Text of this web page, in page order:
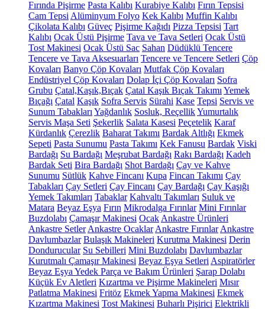
Fırında Pişirme Pasta Kalıbı Kurabiye Kalıbı Fırın Tepsisi
Cam Tepsi Alüminyum Folyo Kek Kalıbı Muffin Kalıbı
Çikolata Kalıbı Güveç Pişirme Kağıdı Pizza Tepsisi Tart
Kalıbı Ocak Üstü Pişirme Tava ve Tava Setleri Ocak Üstü
Tost Makinesi Ocak Üstü Sac Sahan Düdüklü Tencere
Tencere ve Tava Aksesuarları Tencere ve Tencere Setleri Çöp
Kovaları Banyo Çöp Kovaları Mutfak Çöp Kovaları
Endüstriyel Çöp Kovaları Dolap İçi Çöp Kovaları Sofra
Grubu Çatal,Kaşık,Bıçak Çatal Kaşık Bıçak Takımı Yemek
Bıçağı Çatal Kaşık Sofra Servis Sürahi Kase Tepsi Servis ve
Sunum Tabakları Yağdanlık Sosluk, ReçellikYumurtalık
Servis Maşa Seti Şekerlik Salata Kasesi Peçetelik Karaf
Kürdanlık Çerezlik Baharat Takımı Bardak Altlığı Ekmek
Sepeti Pasta Sunumu Pasta Takımı Kek Fanusu Bardak Viski
Bardağı Su Bardağı Meşrubat Bardağı Rakı Bardağı Kadeh
Bardak Seti Bira Bardağı Shot Bardağı Çay ve Kahve
Sunumu Sütlük Kahve Fincanı Kupa Fincan Takımı Çay
Tabakları Çay Setleri Çay Fincanı Çay Bardağı Çay Kaşığı
Yemek Takımları Tabaklar Kahvaltı Takımları Suluk ve
Matara Beyaz Eşya Fırın Mikrodalga Fırınlar Mini Fırınlar
Buzdolabı Çamaşır Makinesi Ocak Ankastre Ürünleri
Ankastre Setler Ankastre Ocaklar Ankastre Fırınlar Ankastre
Davlumbazlar Bulaşık Makineleri Kurutma Makinesi Derin
Dondurucular Su Sebilleri Mini Buzdolabı Davlumbazlar
Kurutmalı Çamaşır Makinesi Beyaz Eşya Setleri Aspiratörler
Beyaz Eşya Yedek Parça ve Bakım Ürünleri Şarap Dolabı
Küçük Ev Aletleri Kızartma ve Pişirme Makineleri Mısır
Patlatma Makinesi Fritöz Ekmek Yapma Makinesi Ekmek
Kızartma Makinesi Tost Makinesi Buharlı Pişirici Elektrikli